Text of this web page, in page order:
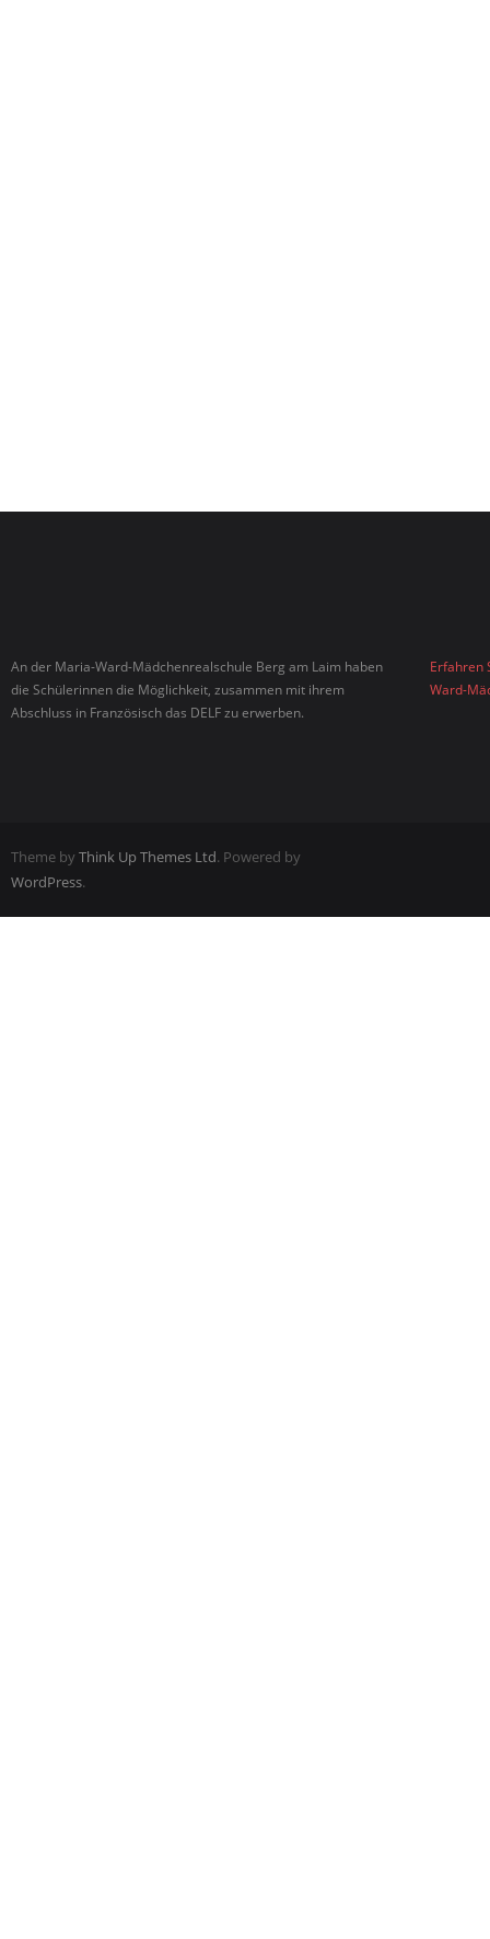
An der Maria-Ward-Mädchenrealschule Berg am Laim haben
die Schülerinnen die Möglichkeit, zusammen mit ihrem
Abschluss in Französisch das DELF zu erwerben.
Erfahren
Ward-
Theme by Think Up Themes Ltd. Powered by
WordPress.